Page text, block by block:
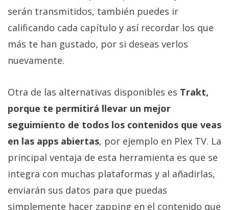
serán transmitidos, también puedes ir
calificando cada capítulo y así recordar los que
más te han gustado, por si deseas verlos
nuevamente.
Otra de las alternativas disponibles es Trakt,
porque te permitirá llevar un mejor
seguimiento de todos los contenidos que veas
en las apps abiertas, por ejemplo en Plex TV. La
principal ventaja de esta herramienta es que se
integra con muchas plataformas y al añadirlas,
enviarán sus datos para que puedas
simplemente hacer zapping en el contenido que